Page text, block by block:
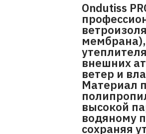
Ondutiss
внешних
ветер и
Материал
высокой
водяному
сохраняя